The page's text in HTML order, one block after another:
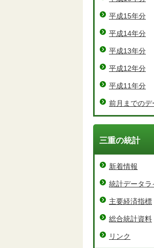
平成15年分
平成14年分
平成13年分
平成12年分
平成11年分
前月までのデ
三重の統計
新着情報
統計データラ
主要経済指標
総合統計資料
リンク